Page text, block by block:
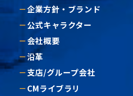
企業方針・ブランド
公式キャラクター
会社概要
沿革
支店/グループ会社
CMライブラリ